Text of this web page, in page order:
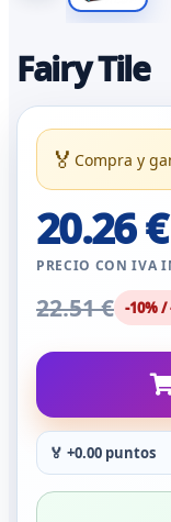
Fairy Tile
🏅 Compra y
20.26 €
PRECIO CON IVA
22.51 € -10% /
🏅 +0.00 puntos